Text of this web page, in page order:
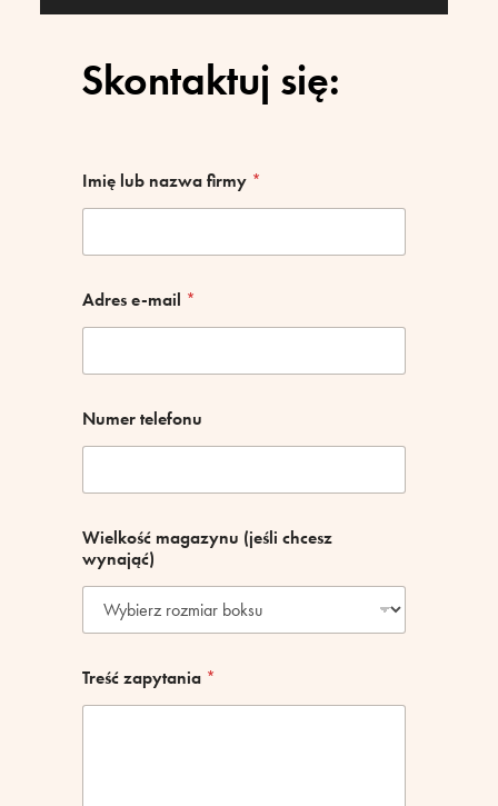
Skontaktuj się:
Imię lub nazwa firmy *
Adres e-mail *
n
a
w
f
r
m
Numer telefonu
Wielkość magazynu (jeśli chcesz
wynająć)
Treść zapytania *